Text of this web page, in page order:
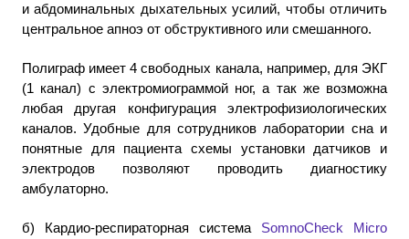
и абдоминальных дыхательных усилий, чтобы отличить
центральное апноэ от обструктивного или смешанного.
Полиграф имеет 4 свободных канала, например, для ЭКГ
(1 канал) с электромиограммой ног, а так же возможна
любая другая конфигурация электрофизиологических
каналов. Удобные для сотрудников лаборатории сна и
понятные для пациента схемы установки датчиков и
электродов позволяют проводить диагностику
амбулаторно.
б) Кардио-респираторная система SomnoCheck Micro